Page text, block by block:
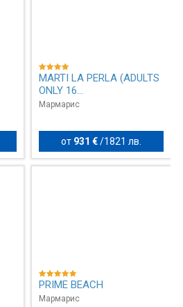
MARTI LA PERLA (ADULTS
ONLY 16...
Мармарис
от 931 €/ 1821 лв.
PRIME BEACH
Мармарис